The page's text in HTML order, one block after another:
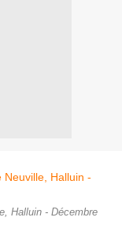
Halluin - Décembre